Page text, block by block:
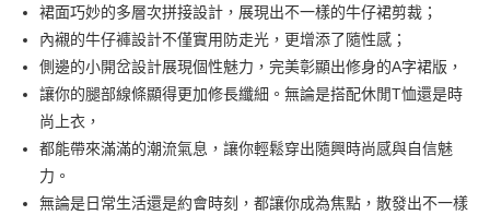
法說明評估內容。
【繳款方式說明】
1.分期款項不併入電信帳單，「大哥付你分期」於每月結算日後寄送繳費提
醒簡訊。
2.透過簡訊連結打開帳單後，可選擇「超商條碼／台灣大直營門市／銀行轉
帳／街口支付／iPASS MONEY」等通路繳費。
【注意事項】
1.本服務係由「台灣大哥大股份有限公司」（以下簡稱本公司）所提供，讓
用戶於交易時，得透過本服務購買商品或服務，並由商店將買賣／分期付款
２．便利：只要手機號碼，簡訊認證，即可結帳。
３．安心：先確認商品／服務後，再付款。
【「AFTEE先享後付」結帳流程】
１．於結帳方式選擇「AFTEE先享後付」後，將跳轉至「AFTEE先享後付」
２．訂單成立數日內，您將收到繳費通知簡訊。
３．收到繳費通知簡訊後14天內，點擊此簡訊中的連結，可透過四大超商／
ATM／網路銀行／等多元方式進行付款，方視為交易完成。
※ 請注意：結帳手續完成當下不需立刻繳費，但若您需要取消訂單，請聯絡
購買商品的店家。未經商家同意取消之訂單仍視為有效，需透過AFTEE先享
全家取貨付款
每筆NT$70，滿NT$699(含以上)免運費
付款後全家取貨
7-11取貨付款
每筆NT$70，滿NT$799(含以上)免運費
裙面巧妙的多層次拼接設計，展現出不一樣的牛仔裙剪裁；
內襯的牛仔褲設計不僅實用防走光，更增添了隨性感；
側邊的小開岔設計展現個性魅力，完美彰顯出修身的A字裙版，
讓你的腿部線條顯得更加修長纖細。無論是搭配休閒T恤還是時
尚上衣，
都能帶來滿滿的潮流氣息，讓你輕鬆穿出隨興時尚感與自信魅
力。
無論是日常生活還是約會時刻，都讓你成為焦點，散發出不一樣